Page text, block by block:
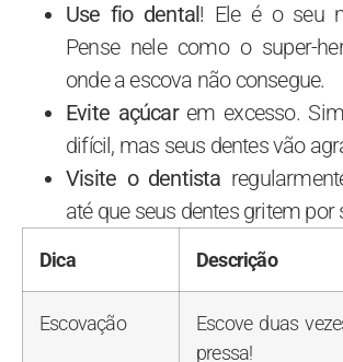
Use fio dental ! Ele é o seu
Pense nele como o super-
onde a escova não consegue.
Evite açúcarem excesso.
difícil, mas seus dentes vão
Visite o dentista
até que seus dentes gritem por
Dica Descrição
Escovação
Escove duas
pressa!